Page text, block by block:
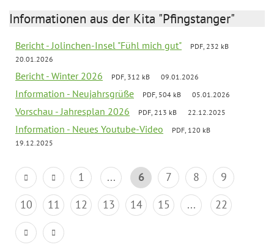
Informationen aus der Kita "Pfingstanger"
Bericht - Jolinchen-Insel "Fühl mich gut"
PDF, 232 kB
20.01.2026
Bericht - Winter 2026 PDF, 312 kB 09.01.2026
Information - Neujahrsgrüße PDF, 504 kB 05.01.2026
Vorschau - Jahresplan 2026 PDF, 213 kB 22.12.2025
Information - Neues Youtube-Video
PDF, 120 kB
19.12.2025
1 ... 6 7 8
9
10
11 12 13 14 15 ... 22